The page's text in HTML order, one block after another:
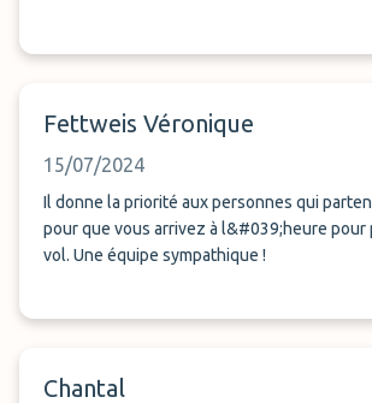
Fettweis Véronique
15/07/2024
Il donne la priorité aux personnes qui
pour que vous arrivez à l&#039;heure pour
vol. Une équipe sympathique !
Chantal